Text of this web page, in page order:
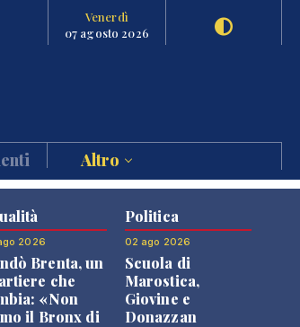
Venerdì
07 agosto 2026
Altro
2026
Brenta, un
che
«Non
il Bronx di
Politica
02 ago 2026
Scuola di
Marostica,
Giovine e
Donazzan